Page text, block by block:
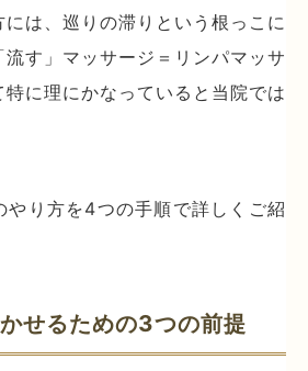
には、巡りの滞りという根っこに
す」マッサージ＝リンパマッサ
に理にかなっていると当院では
やり方を4つの手順で詳しくご紹
せるための3つの前提